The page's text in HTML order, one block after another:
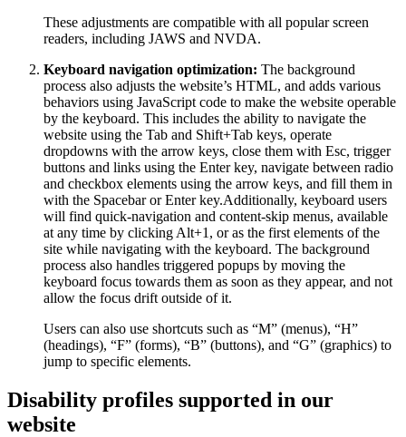
These adjustments are compatible with all popular screen
readers, including JAWS and NVDA.
Keyboard navigation optimization: The background
process also adjusts the website’s HTML, and adds various
behaviors using JavaScript code to make the website operable
by the keyboard. This includes the ability to navigate the
website using the Tab and Shift+Tab keys, operate
dropdowns with the arrow keys, close them with Esc, trigger
buttons and links using the Enter key, navigate between radio
and checkbox elements using the arrow keys, and fill them in
with the Spacebar or Enter key.Additionally, keyboard users
will find quick-navigation and content-skip menus, available
at any time by clicking Alt+1, or as the first elements of the
site while navigating with the keyboard. The background
process also handles triggered popups by moving the
keyboard focus towards them as soon as they appear, and not
allow the focus drift outside of it.
Users can also use shortcuts such as “M” (menus), “H”
(headings), “F” (forms), “B” (buttons), and “G” (graphics) to
jump to specific elements.
Disability profiles supported in our
website